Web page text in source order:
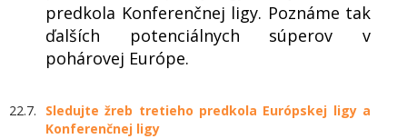
predkola Konferenčnej ligy. Poznáme tak
ďalších potenciálnych súperov v
pohárovej Európe.
22.7.
Sledujte žreb tretieho predkola Európskej ligy a
Konferenčnej ligy